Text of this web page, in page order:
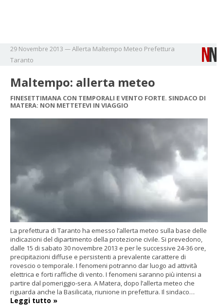
29 Novembre 2013 —Allerta Maltempo Meteo Prefettura
Taranto
Maltempo: allerta meteo
FINESETTIMANA CON TEMPORALI E VENTO FORTE. SINDACO DI
MATERA: NON METTETEVI IN VIAGGIO
La prefettura di Taranto ha emesso l’allerta meteo sulla base delle
indicazioni del dipartimento della protezione civile. Si prevedono,
dalle 15 di sabato 30 novembre 2013 e per le successive 24-36 ore,
precipitazioni diffuse e persistenti a prevalente carattere di
rovescio o temporale. I fenomeni potranno dar luogo ad attività
elettrica e forti raffiche di vento. I fenomeni saranno più intensi a
partire dal pomeriggio-sera. A Matera, dopo l’allerta meteo che
riguarda anche la Basilicata, riunione in prefettura. Il sindaco…
Leggi tutto »